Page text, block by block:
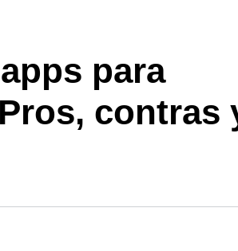
para
contras